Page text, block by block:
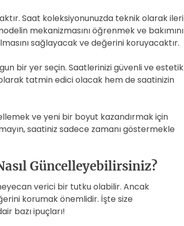
Saat koleksiyonunuzda teknik olarak ileri
mekanizmasını öğrenmek ve bakımını
sağlayacak ve değerini koruyacaktır.
bir yer seçin. Saatlerinizi güvenli ve estetik
tatmin edici olacak hem de saatinizin
ve yeni bir boyut kazandırmak için
saatiniz sadece zamanı göstermekle
Güncelleyebilirsiniz?
verici bir tutku olabilir. Ancak
korumak önemlidir. İşte size
bazı ipuçları!